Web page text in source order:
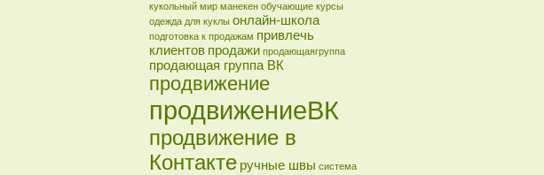
кукольный мир манекен обучающие курсы
одежда для куклы онлайн-школа
подготовка к продажам привлечь
клиентов продажи продающаягруппа
продающая группа ВК
продвижение
продвижениеВК
продвижение в
Контакте ручные швы система